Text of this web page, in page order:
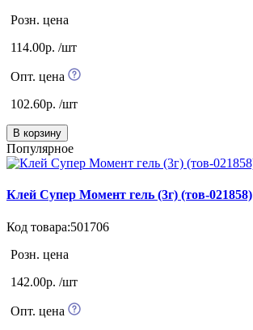
Розн. цена
114.00р. /шт
Опт. цена
102.60р. /шт
В корзину
Популярное
Клей Супер Момент гель (3г) (тов-021858)
Код товара:501706
Розн. цена
142.00р. /шт
Опт. цена